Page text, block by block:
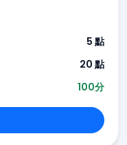
5 點
20 點
100分